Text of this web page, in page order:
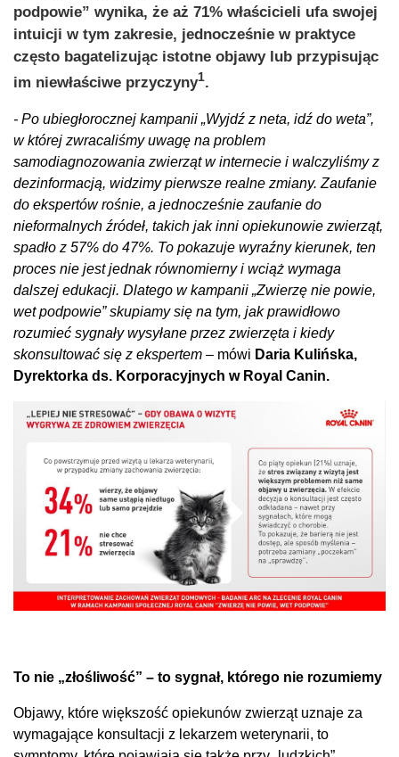
podpowie” wynika, że aż 71% właścicieli ufa swojej
intuicji w tym zakresie, jednocześnie w praktyce
często bagatelizując istotne objawy lub przypisując
im niewłaściwe przyczyny1.
- Po ubiegłorocznej kampanii „Wyjdź z neta, idź do weta”,
w której zwracaliśmy uwagę na problem
samodiagnozowania zwierząt w internecie i walczyliśmy z
dezinformacją, widzimy pierwsze realne zmiany. Zaufanie
do ekspertów rośnie, a jednocześnie zaufanie do
nieformalnych źródeł, takich jak inni opiekunowie zwierząt,
spadło z 57% do 47%. To pokazuje wyraźny kierunek, ten
proces nie jest jednak równomierny i wciąż wymaga
dalszej edukacji. Dlatego w kampanii „Zwierzę nie powie,
wet podpowie” skupiamy się na tym, jak prawidłowo
rozumieć sygnały wysyłane przez zwierzęta i kiedy
skonsultować się z ekspertem – mówi Daria Kulińska,
Dyrektorka ds. Korporacyjnych w Royal Canin.
To nie „złośliwość” – to sygnał, którego nie rozumiemy
Objawy, które większość opiekunów zwierząt uznaje za
wymagające konsultacji z lekarzem weterynarii, to